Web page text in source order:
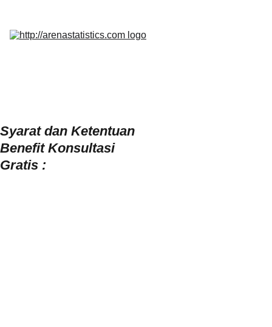
Syarat dan Ketentuan
Benefit Konsultasi
Gratis :